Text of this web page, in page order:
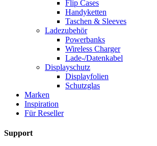
Flip Cases
Handyketten
Taschen & Sleeves
Ladezubehör
Powerbanks
Wireless Charger
Lade-/Datenkabel
Displayschutz
Displayfolien
Schutzglas
Marken
Inspiration
Für Reseller
Support